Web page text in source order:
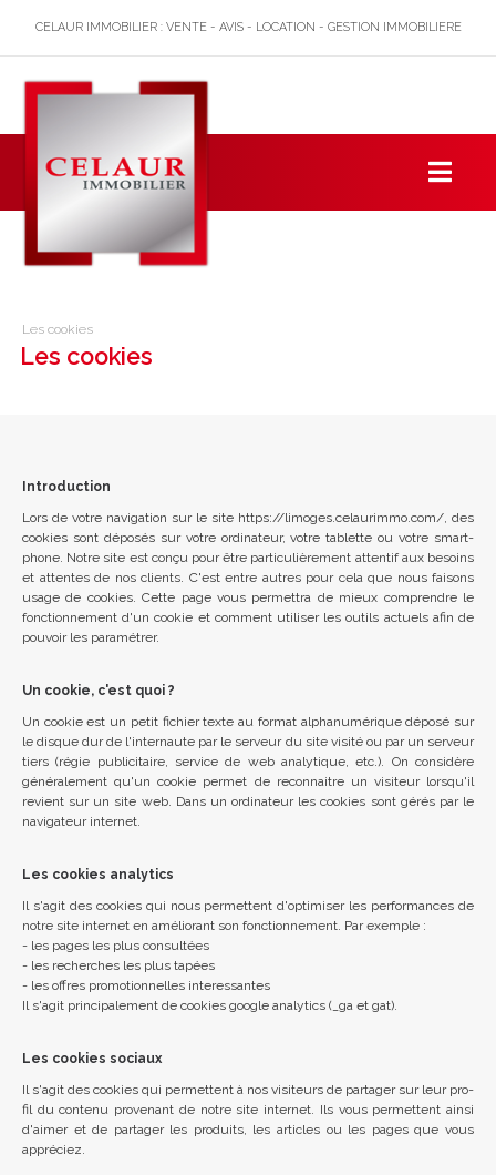
CELAUR IMMOBILIER : VENTE - AVIS - LOCATION - GESTION IMMOBILIERE
Les cookies
Les cookies
Introduction
Lors de votre navi­ga­tion sur le site https://​limoges.​celaurimmo.​com/, des
cookies sont dépo­sés sur votre ordi­na­teur, votre tablette ou votre smart­
phone. Notre site est conçu pour être par­ti­cu­liè­re­ment atten­tif aux besoins
et attentes de nos clients. C'est entre autres pour cela que nous fai­sons
usage de cookies. Cette page vous per­met­tra de mieux com­prendre le
fonc­tion­ne­ment d'un cookie et com­ment uti­li­ser les outils actuels afin de
pou­voir les para­mé­trer.
Un cookie, c'est quoi ?
Un cookie est un petit fichier texte au for­mat alpha­nu­mé­rique déposé sur
le disque dur de l'in­ter­naute par le ser­veur du site visité ou par un ser­veur
tiers (régie publi­ci­taire, ser­vice de web ana­ly­tique, etc.). On consi­dère
géné­ra­le­ment qu'un cookie per­met de recon­naitre un visi­teur lors­qu'il
revient sur un site web. Dans un ordi­na­teur les cookies sont gérés par le
navi­ga­teur inter­net.
Les cookies analytics
Il s'agit des cookies qui nous per­mettent d'op­ti­mi­ser les per­for­mances de
notre site inter­net en amé­lio­rant son fonc­tion­ne­ment. Par exemple :
- les pages les plus consul­tées
- les recherches les plus tapées
- les offres pro­mo­tion­nelles inter­es­santes
Il s'agit prin­ci­pa­le­ment de cookies google ana­ly­tics (_ga et gat).
Les cookies sociaux
Il s'agit des cookies qui per­mettent à nos visi­teurs de par­ta­ger sur leur pro­
fil du contenu pro­ve­nant de notre site inter­net. Ils vous per­mettent ainsi
d'ai­mer et de par­ta­ger les pro­duits, les articles ou les pages que vous
appré­ciez.